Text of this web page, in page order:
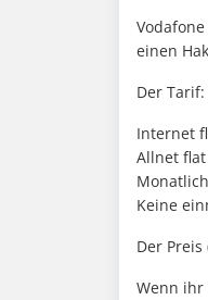
einen
Der Tarif:
Internet
Allnet flat
Keine
Der
Wenn ihr